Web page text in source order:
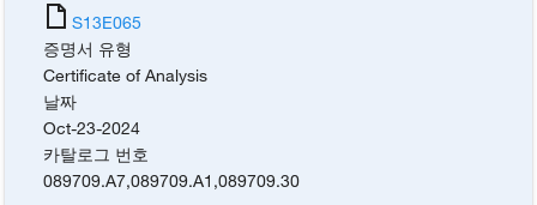
S13E065
증명서 유형
Certificate of Analysis
날짜
Oct-23-2024
카탈로그 번호
089709.A7,089709.A1 ,089709.30